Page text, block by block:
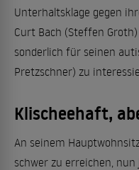
Unterhaltsklage gegen
Curt Bach (Steffen
sonderlich für seinen
Pretzschner) zu
Klischeehaft,
An seinem
schwer zu erreichen,